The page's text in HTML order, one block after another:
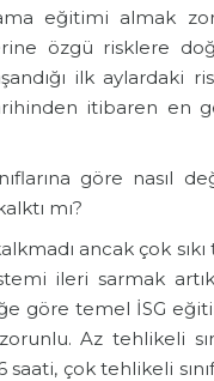
eğitimi almak
özgü risklere
ilk aylardaki
itibaren en
göre nasıl
mı?
ancak çok
ileri sarmak
göre temel İSG
Az tehlikeli
çok tehlikeli